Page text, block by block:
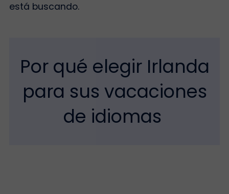
está buscando.
Por qué elegir Irlanda
para sus vacaciones
de idiomas